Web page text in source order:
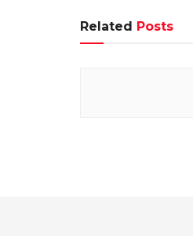
Related Posts